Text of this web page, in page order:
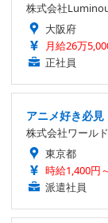
株式会社
大阪府
月給26万
正社員
アニメ好き必
株式会社ワール
東京都
時給1,400円
派遣社員